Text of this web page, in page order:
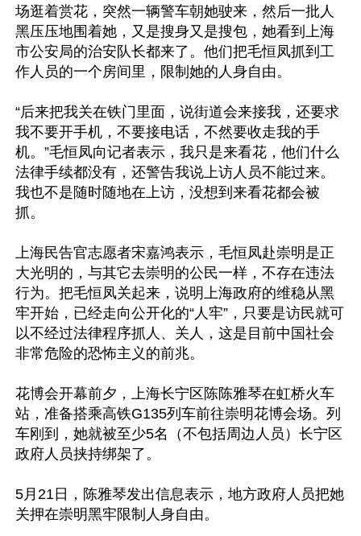
场逛着赏花，突然一辆警车朝她驶来，然后一批人
黑压压地围着她，又是搜身又是搜包，她看到上海
市公安局的治安队长都来了。他们把毛恒凤抓到工
作人员的一个房间里，限制她的人身自由。
“后来把我关在铁门里面，说街道会来接我，还要求
我不要开手机，不要接电话，不然要收走我的手
机。”毛恒凤向记者表示，我只是来看花，他们什么
法律手续都没有，还警告我说上访人员不能过来。
我也不是随时随地在上访，没想到来看花都会被
抓。
上海民告官志愿者宋嘉鸿表示，毛恒凤赴崇明是正
大光明的，与其它去崇明的公民一样，不存在违法
行为。把毛恒凤关起来，说明上海政府的维稳从黑
牢开始，已经走向公开化的“人牢”，只要是访民就可
以不经过法律程序抓人、关人，这是目前中国社会
非常危险的恐怖主义的前兆。
花博会开幕前夕，上海长宁区陈陈雅琴在虹桥火车
站，准备搭乘高铁G135列车前往崇明花博会场。列
车刚到，她就被至少5名（不包括周边人员）长宁区
政府人员挟持绑架了。
5月21日，陈雅琴发出信息表示，地方政府人员把她
关押在崇明黑牢限制人身自由。